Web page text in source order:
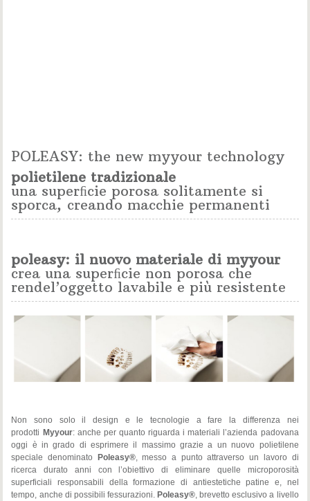
POLEASY: the new myyour technology
polietilene tradizionale
una superﬁcie porosa solitamente si
sporca, creando macchie permanenti
poleasy: il nuovo materiale di myyour
crea una superﬁcie non porosa che
rendel’oggetto lavabile e più resistente
Non sono solo il design e le tecnologie a fare la differenza nei
prodotti Myyour: anche per quanto riguarda i materiali l’azienda padovana
oggi è in grado di esprimere il massimo grazie a un nuovo polietilene
speciale denominato Poleasy®, messo a punto attraverso un lavoro di
ricerca durato anni con l’obiettivo di eliminare quelle microporosità
superficiali responsabili della formazione di antiestetiche patine e, nel
tempo, anche di possibili fessurazioni. Poleasy®, brevetto esclusivo a livello